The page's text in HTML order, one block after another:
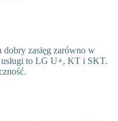
dobry zasięg zarówno w
usługi to LG U+, KT i SKT.